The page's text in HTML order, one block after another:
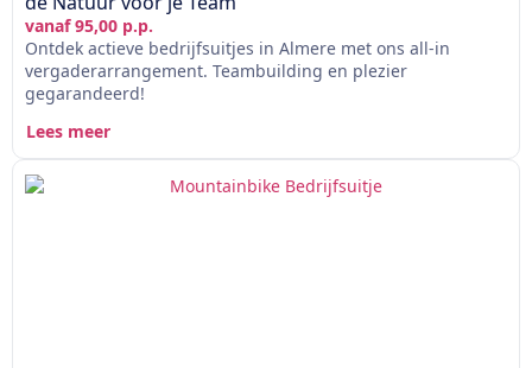
vanaf 95,00 p.p.
Ontdek actieve bedrijfsuitjes in Almere met ons all-in
vergaderarrangement. Teambuilding en plezier
gegarandeerd!
Lees meer